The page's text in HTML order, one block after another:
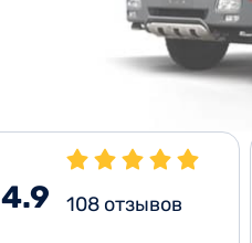
4.9 108 отзывов